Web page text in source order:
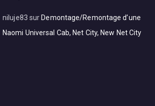
niluje83 sur Demontage/Remontage d’une
Naomi Universal Cab, Net City, New Net City